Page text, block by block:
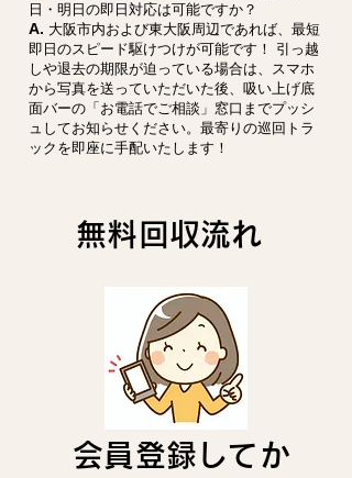
日・明日の即日対応は可能ですか？
A. 大阪市内および東大阪周辺であれば、最短
即日のスピード駆けつけが可能です！ 引っ越
しや退去の期限が迫っている場合は、スマホ
から写真を送っていただいた後、吸い上げ底
面バーの「お電話でご相談」窓口までプッシ
ュしてお知らせください。最寄りの巡回トラ
ックを即座に手配いたします！
無料回収流れ
会員登録してか